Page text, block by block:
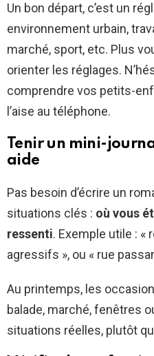
Un bon départ, c’est un
environnement urbain,
marché, sport, etc. Plus
orienter les réglages.
comprendre vos petits-
l’aise au téléphone.
Tenir un mini-
aide
Pas besoin d’écrire un
situations clés : où vous
ressenti. Exemple utile :
agressifs », ou « rue
Au printemps, les
balade, marché, fenêtres
situations réelles, plutôt